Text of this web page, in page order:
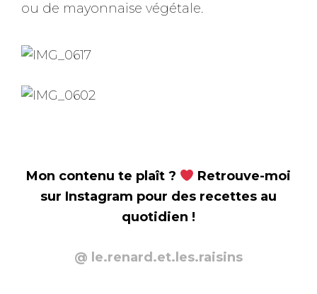
ou de mayonnaise végétale.
Mon contenu te plaît ?
Retrouve-moi
sur Instagram pour des recettes au
quotidien !
@ le.renard.et.les.raisins